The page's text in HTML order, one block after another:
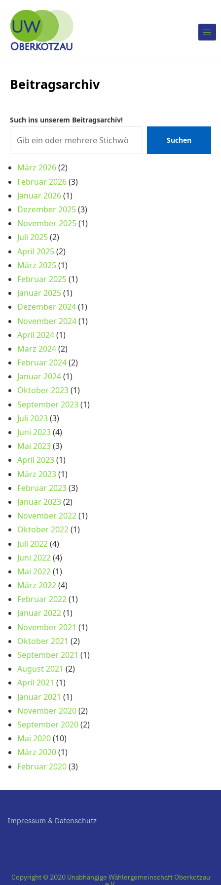
Skip to content
UW Oberkotzau
Beitragsarchiv
Such ins unserem Beitragsarchiv!
Suchen
März 2026(2)
Februar 2026(3)
Januar 2026(1)
Dezember 2025(3)
November 2025(1)
Juli 2025(2)
April 2025(2)
März 2025(1)
Februar 2025(1)
Januar 2025(1)
Dezember 2024(1)
November 2024(1)
April 2024(1)
März 2024(2)
Februar 2024(2)
Januar 2024(1)
Oktober 2023(1)
September 2023(1)
Juli 2023(3)
Juni 2023(4)
Mai 2023(3)
April 2023(1)
März 2023(1)
Februar 2023(3)
Januar 2023(2)
November 2022(1)
Oktober 2022(1)
Juli 2022(4)
Juni 2022(4)
Mai 2022(1)
März 2022(4)
Februar 2022(1)
Januar 2022(1)
November 2021 (1)
Oktober 2021 (2)
September 2021 (1)
August 2021 (2)
April 2021 (1)
Januar 2021 (1)
November 2020(2)
September 2020(2)
Mai 2020(10)
März 2020(1)
Februar 2020(3)
Impressum & Datenschutz
Copyright © 2020 Unabhängige Wählergemeinschaft Oberkotzau